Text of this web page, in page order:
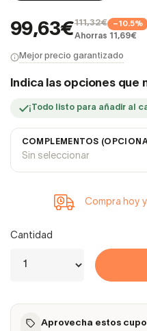
99,63€111,32€ −10.5%
Ahorras 11,69€
Mejor precio garantizado
Indica las opciones que
¡Todo listo para añadir al
COMPLEMENTOS
Sin seleccionar
Compra hoy
Cantidad
Aprovecha estos